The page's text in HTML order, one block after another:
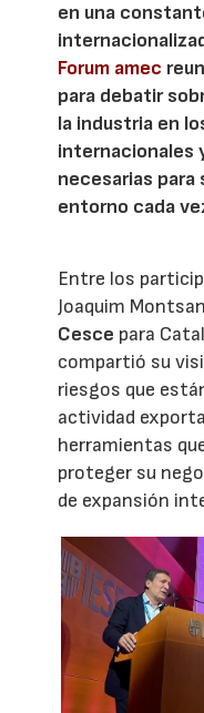
en una
Forum amec
para debatir
la industria en
internacionales
necesarias para
entorno cada
Entre los
Joaquim
Cesce para
compartió su
riesgos que
actividad
herramientas
proteger su
de expansión